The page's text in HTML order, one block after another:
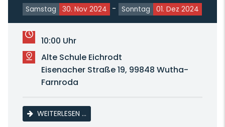
Samstag 30. Nov 2024 - Sonntag 01. Dez 2024
10:00 Uhr
Alte Schule Eichrodt
Eisenacher Straße 19, 99848 Wutha-
Farnroda
WEITERLESEN …LOKALSCHAU DES